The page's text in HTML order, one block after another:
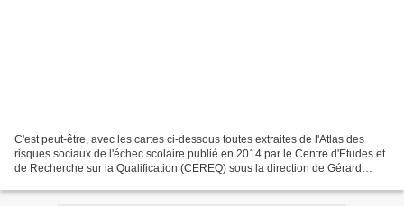
C'est peut-être, avec les cartes ci-dessous toutes extraites de l'Atlas des
risques sociaux de l'échec scolaire publié en 2014 par le Centre d'Etudes et
de Recherche sur la Qualification (CEREQ) sous la direction de Gérard